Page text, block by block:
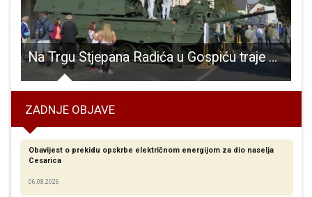
Na Trgu Stjepana Radića u Gospiću traje obilježavanje akcije “Medački džep”
ZADNJE OBJAVE
Obavijest o prekidu opskrbe električnom energijom za dio naselja
Cesarica
06.08.2026